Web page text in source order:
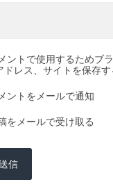
ントで使用するためブ
レス、サイトを保存す
ントをメールで通知
をメールで受け取る